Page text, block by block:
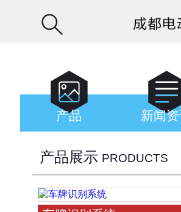


产品 新闻
产品展示 PRODUCTS